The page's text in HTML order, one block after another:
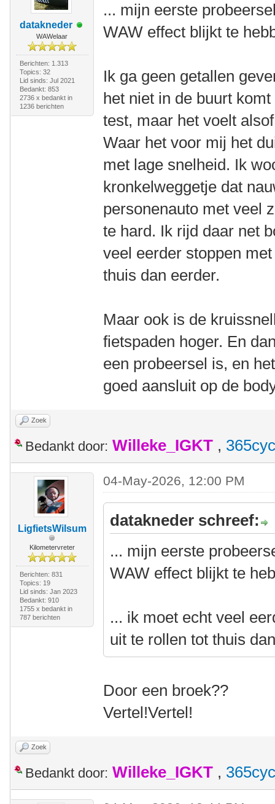
datakneder
WAWelaar
Berichten: 1.313
Topics: 32
Lid sinds: Jul 2021
Bedankt: 853
2736 x bedankt in
1236 berichten
... mijn eerste
WAW effect blijkt te
Ik ga geen getallen
het niet in de buurt
test, maar het voelt
Waar het voor mij het
met lage snelheid. Ik
kronkelweggetje dat
personenauto met veel
te hard. Ik rijd daar net
veel eerder stoppen
thuis dan eerder.
Maar ook is de
fietspaden hoger. En
een probeersel is, en
goed aansluit op de
Zoek
Bedankt door: Willeke_IGKT ,
LigfietsWilsum
Kilometervreter
Berichten: 831
Topics: 19
Lid sinds: Jan 2023
Bedankt: 910
1755 x bedankt in
787 berichten
04-May-2026, 12:00 PM
datakneder schreef:
... mijn eerste
WAW effect blijkt te
... ik moet echt veel
uit te rollen tot thuis
Door een broek??
Vertel!Vertel!
Zoek
Bedankt door: Willeke_IGKT ,